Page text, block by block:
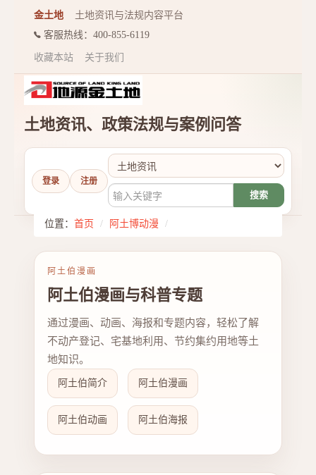
金土地
土地资讯与法规内容平台
客服热线：400-855-6119
收藏本站 关于我们
土地资讯、政策法规与案例问答
登录 注册
搜索
位置： 首页 / 阿土博动漫 /
阿土伯漫画
阿土伯漫画与科普专题
通过漫画、动画、海报和专题内容，轻松了解
不动产登记、宅基地利用、节约集约用地等土
地知识。
阿土伯简介 阿土伯漫画
阿土伯动画 阿土伯海报